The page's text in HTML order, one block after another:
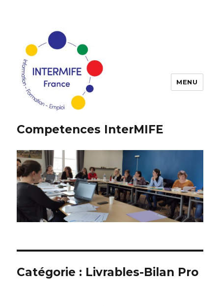
Competences InterMIFE
MENU
Catégorie : Livrables-Bilan Pro